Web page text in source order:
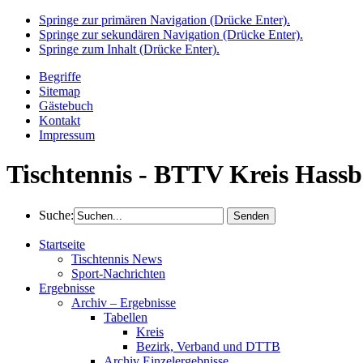
Springe zur primären Navigation (Drücke Enter).
Springe zur sekundären Navigation (Drücke Enter).
Springe zum Inhalt (Drücke Enter).
Begriffe
Sitemap
Gästebuch
Kontakt
Impressum
Tischtennis - BTTV Kreis
Suche:
Startseite
Tischtennis News
Sport-Nachrichten
Ergebnisse
Archiv – Ergebnisse
Tabellen
Kreis
Bezirk, Verband und DTTB